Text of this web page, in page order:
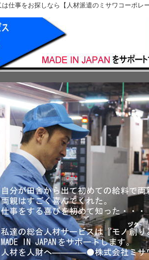
仕事をお探しなら【人材派遣のミサワコーポ